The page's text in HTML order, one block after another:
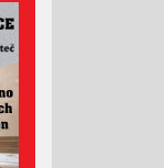
nově dohlíží
v Luhačovicích
akcí v okolí
budova z
mezi nejlepší
Evropy